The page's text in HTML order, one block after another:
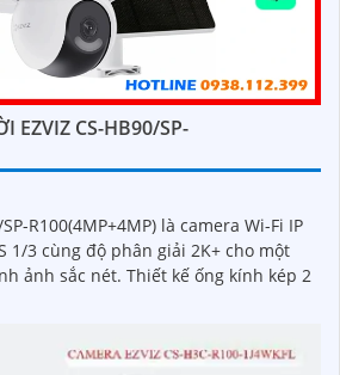
EZVIZ CS-HB90/SP-
R100(4MP+4MP) là camera Wi-Fi IP
1/3 cùng độ phân giải 2K+ cho một
ống kính, mang đến hình ảnh sắc nét. Thiết kế ống kính kép 2